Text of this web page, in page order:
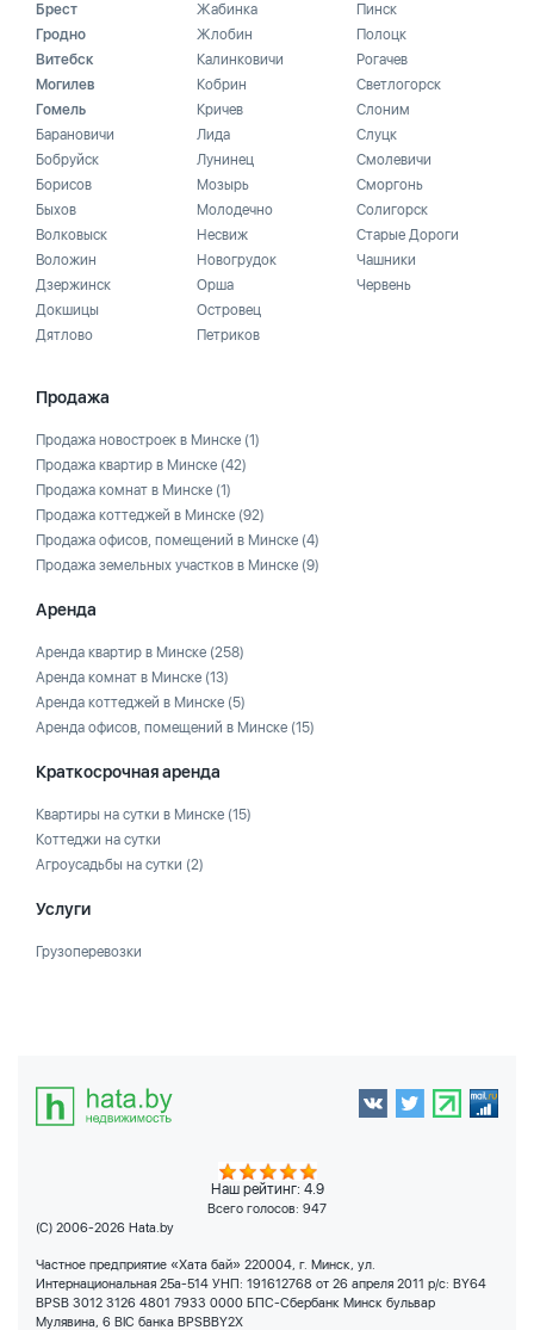
Брест
Гродно
Витебск
Могилев
Гомель
Барановичи
Бобруйск
Борисов
Быхов
Волковыск
Воложин
Дзержинск
Докшицы
Дятлово
Жабинка
Жлобин
Калинковичи
Кобрин
Кричев
Лида
Лунинец
Мозырь
Молодечно
Несвиж
Новогрудок
Орша
Островец
Петриков
Пинск
Полоцк
Рогачев
Светлогорск
Слоним
Слуцк
Смолевичи
Сморгонь
Солигорск
Старые Дороги
Чашники
Червень
Продажа
Продажа новостроек в Минске (1)
Продажа квартир в Минске (42)
Продажа комнат в Минске (1)
Продажа коттеджей в Минске (92)
Продажа офисов, помещений в Минске (4)
Продажа земельных участков в Минске (9)
Аренда
Аренда квартир в Минске (258)
Аренда комнат в Минске (13)
Аренда коттеджей в Минске (5)
Аренда офисов, помещений в Минске (15)
Краткосрочная аренда
Квартиры на сутки в Минске (15)
Коттеджи на сутки
Агроусадьбы на сутки (2)
Услуги
Грузоперевозки
Наш рейтинг: 4.9
Всего голосов: 947
(C) 2006-2026 Hata.by
Частное предприятие «Хата бай» 220004, г. Минск, ул.
Интернациональная 25а-514 УНП: 191612768 от 26 апреля 2011 р/с: BY64
BPSB 3012 3126 4801 7933 0000 БПС-Сбербанк Минск бульвар
Мулявина, 6 BIC банка BPSBBY2X